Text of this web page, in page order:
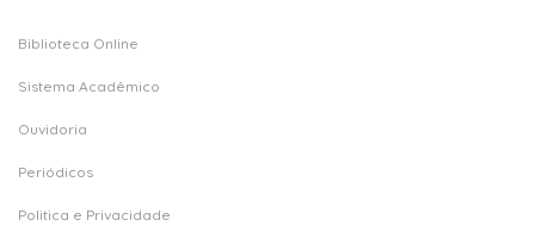
Biblioteca Online
Sistema Acadêmico
Ouvidoria
Periódicos
Politica e Privacidade